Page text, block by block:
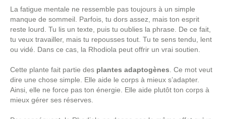
La fatigue mentale ne ressemble pas toujours à un simple
manque de sommeil. Parfois, tu dors assez, mais ton esprit
reste lourd. Tu lis un texte, puis tu oublies la phrase. De ce fait,
tu veux travailler, mais tu repousses tout. Tu te sens tendu, lent
ou vidé. Dans ce cas, la Rhodiola peut offrir un vrai soutien.
Cette plante fait partie des plantes adaptogènes . Ce mot veut
dire une chose simple. Elle aide le corps à mieux s’adapter.
Ainsi, elle ne force pas ton énergie. Elle aide plutôt ton corps à
mieux gérer ses réserves.